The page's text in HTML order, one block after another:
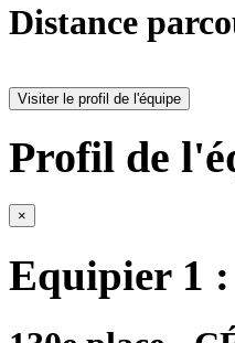
Distance
Visiter le profil de l'équipe
Profil de
×
Equipier 1 :